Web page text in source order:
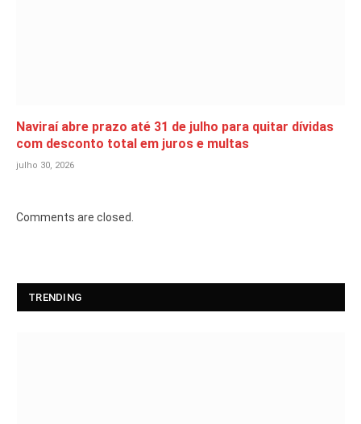
Naviraí abre prazo até 31 de julho para quitar dívidas
com desconto total em juros e multas
julho 30, 2026
Comments are closed.
TRENDING